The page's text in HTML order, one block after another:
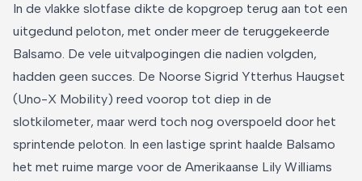
In de vlakke slotfase dikte de kopgroep terug aan tot een
uitgedund peloton, met onder meer de teruggekeerde
Balsamo. De vele uitvalpogingen die nadien volgden,
hadden geen succes. De Noorse Sigrid Ytterhus Haugset
(Uno-X Mobility) reed voorop tot diep in de
slotkilometer, maar werd toch nog overspoeld door het
sprintende peloton. In een lastige sprint haalde Balsamo
het met ruime marge voor de Amerikaanse Lily Williams